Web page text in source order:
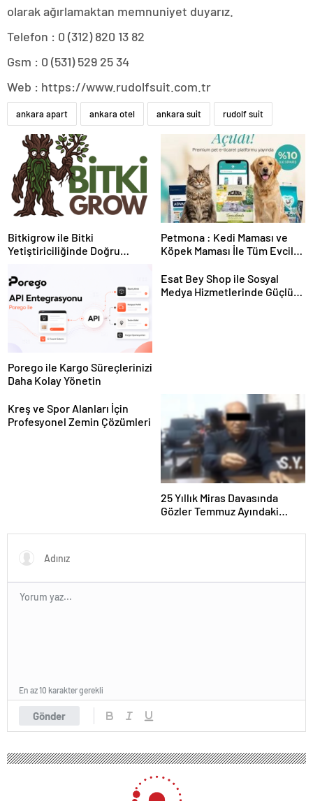
olarak ağırlamaktan memnuniyet duyarız.
Telefon : 0 (312) 820 13 82
Gsm : 0 (531) 529 25 34
Web : https://www.rudolfsuit.com.tr
ankara apart ankara otel ankara suit rudolf suit
Bitkigrow ile Bitki
Yetiştiriciliğinde Doğru
Petmona : Kedi Maması ve
Köpek Maması İle Tüm Evcil
Porego ile Kargo Süreçlerinizi
Daha Kolay Yönetin
Esat Bey Shop ile Sosyal
Medya Hizmetlerinde Güçlü
Kreş ve Spor Alanları İçin
Profesyonel Zemin Çözümleri
25 Yıllık Miras Davasında
Gözler Temmuz Ayındaki
Gönder
En az 10 karakter gerekli